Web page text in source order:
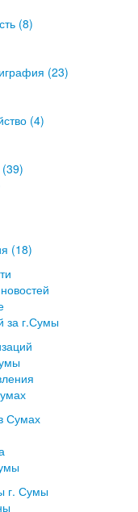
(8)
(23)
(4)
(39)
(18)
за г.Сумы
Сумах
г. Сумы